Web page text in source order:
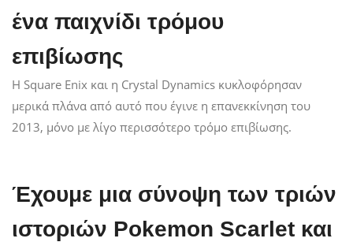
ένα παιχνίδι τρόμου
επιβίωσης
Η Square Enix και η Crystal Dynamics κυκλοφόρησαν
μερικά πλάνα από αυτό που έγινε η επανεκκίνηση του
2013, μόνο με λίγο περισσότερο τρόμο επιβίωσης.
Έχουμε μια σύνοψη των τριών
ιστοριών Pokemon Scarlet και